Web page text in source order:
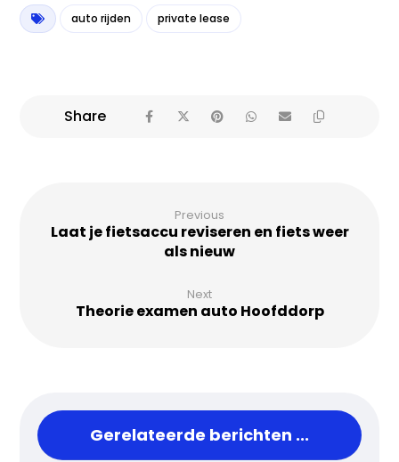
auto rijden private lease
Previous
Laat je fietsaccu reviseren en fiets weer
als nieuw
Next
Theorie examen auto Hoofddorp
Gerelateerde berichten ...